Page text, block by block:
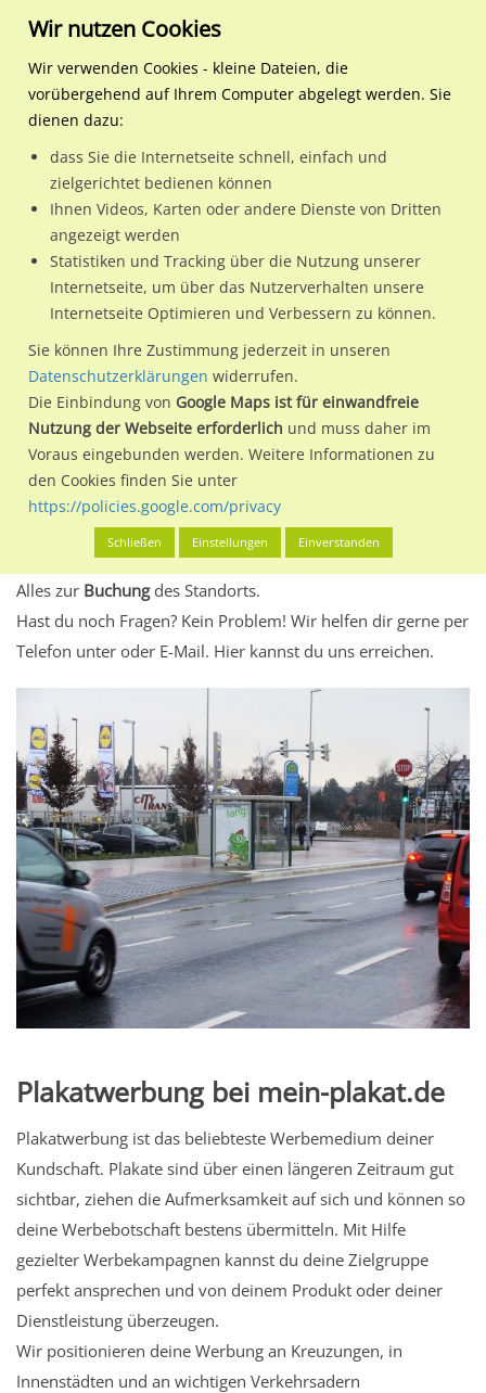
Regionale Plakatwerbung Niedersachsen
Wolfenbüttel, Stadt
Salzdahlumer Str./Neuer
Nutze günstige Werbemöglichkeiten am Standort
Salzdahlumer Str./Neuer Weg außenim Ortsteil Innenstadt)
in Wolfenbüttel, Stadt.
Wir erheben für jede unserer Werbeflächen individuelle und
aktuelleStandortinformationenundLeistungswerte. Damit
kannst du dich schon vor der Buchung im Detail über den
Standort, seine Reichweite und Werbewirkung sowie
eventuelle Beschränkungen in den zugelassenen
Werbeinhalten informieren.
Alles klar? Dann findest du direkt im unteren Teil dieser Seite
Alles zur Buchungdes Standorts.
Hast du noch Fragen? Kein Problem! Wir helfen dir gerne per
Telefon unter oder E-Mail. Hier kannst du uns erreichen.
Plakatwerbung bei mein-plakat.de
Plakatwerbung ist das beliebteste Werbemedium deiner
Kundschaft. Plakate sind über einen längeren Zeitraum gut
sichtbar, ziehen die Aufmerksamkeit auf sich und können so
deine Werbebotschaft bestens übermitteln. Mit Hilfe
gezielter Werbekampagnen kannst du deine Zielgruppe
perfekt ansprechen und von deinem Produkt oder deiner
Dienstleistung überzeugen.
Wir positionieren deine Werbung an Kreuzungen, in
Innenstädten und an wichtigen Verkehrsadern
Wir nutzen Cookies
Wir verwenden Cookies - kleine Dateien, die
vorübergehend auf Ihrem Computer abgelegt werden. Sie
dienen dazu:
dass Sie die Internetseite schnell, einfach und
zielgerichtet bedienen können
Ihnen Videos, Karten oder andere Dienste von Dritten
angezeigt werden
Statistiken und Tracking über die Nutzung unserer
Internetseite, um über das Nutzerverhalten unsere
Internetseite Optimieren und Verbessern zu können.
Sie können Ihre Zustimmung jederzeit in unseren
Datenschutzerklärungen widerrufen.
Die Einbindung von Google Maps ist für einwandfreie
Nutzung der Webseite erforderlich und muss daher im
Voraus eingebunden werden. Weitere Informationen zu
den Cookies finden Sie unter
https://policies.google.com/privacy
Schließen Einstellungen Einverstanden